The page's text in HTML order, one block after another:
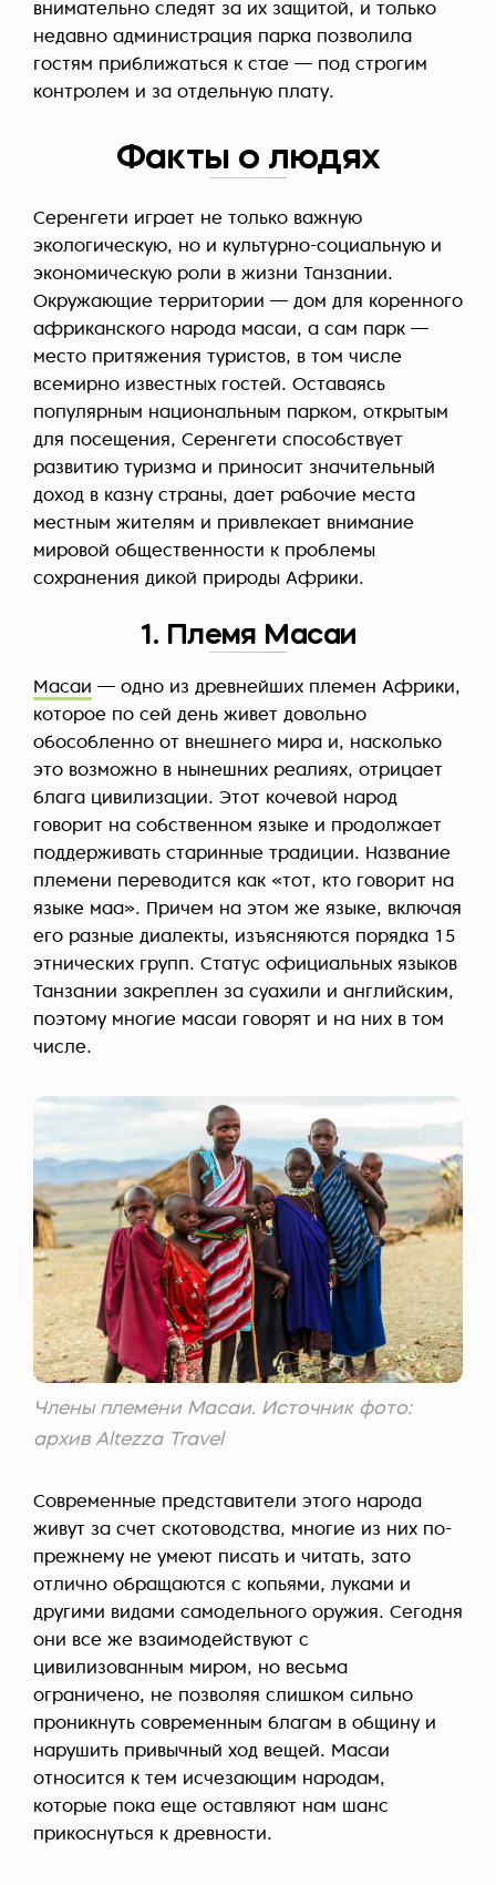
внимательно следят за их защитой, и только
недавно администрация парка позволила
гостям приближаться к стае — под строгим
контролем и за отдельную плату.
Факты о людях
Серенгети играет не только важную
экологическую, но и культурно-социальную и
экономическую роли в жизни Танзании.
Окружающие территории — дом для коренного
африканского народа масаи, а сам парк —
место притяжения туристов, в том числе
всемирно известных гостей. Оставаясь
популярным национальным парком, открытым
для посещения, Серенгети способствует
развитию туризма и приносит значительный
доход в казну страны, дает рабочие места
местным жителям и привлекает внимание
мировой общественности к проблемы
сохранения дикой природы Африки.
1. Племя Масаи
Масаи — одно из древнейших племен Африки,
которое по сей день живет довольно
обособленно от внешнего мира и, насколько
это возможно в нынешних реалиях, отрицает
блага цивилизации. Этот кочевой народ
говорит на собственном языке и продолжает
поддерживать старинные традиции. Название
племени переводится как «тот, кто говорит на
языке маа». Причем на этом же языке, включая
его разные диалекты, изъясняются порядка 15
этнических групп. Статус официальных языков
Танзании закреплен за суахили и английским,
поэтому многие масаи говорят и на них в том
числе.
Члены племени Масаи. Источник фото:
архив Altezza Travel
Современные представители этого народа
живут за счет скотоводства, многие из них по-
прежнему не умеют писать и читать, зато
отлично обращаются с копьями, луками и
другими видами самодельного оружия. Сегодня
они все же взаимодействуют с
цивилизованным миром, но весьма
ограничено, не позволяя слишком сильно
проникнуть современным благам в общину и
нарушить привычный ход вещей. Масаи
относится к тем исчезающим народам,
которые пока еще оставляют нам шанс
прикоснуться к древности.